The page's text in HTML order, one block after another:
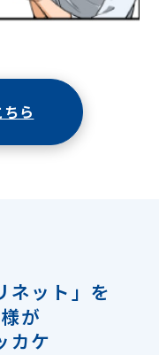
ら
ネット」を
が
カケ